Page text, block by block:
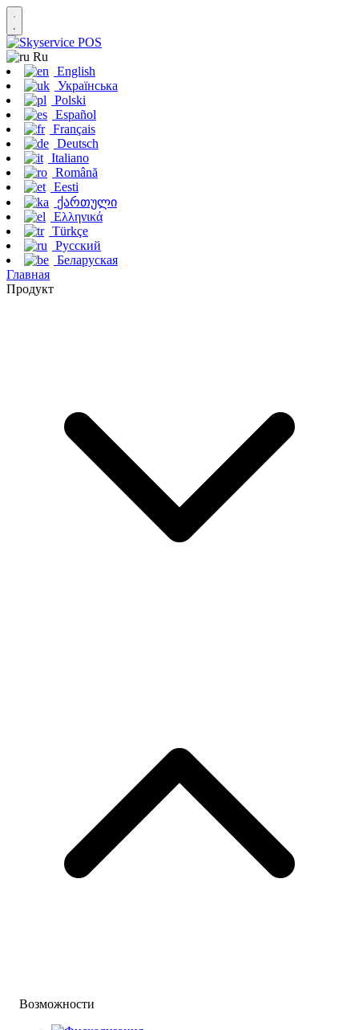
Ru
English
Українська
Polski
Español
Français
Deutsch
Italiano
Română
Eesti
ქართული
Ελληνικά
Türkçe
Русский
Беларуская
Главная
Продукт
Возможности